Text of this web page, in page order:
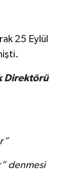
25 Eylül
Direktörü
denmesi